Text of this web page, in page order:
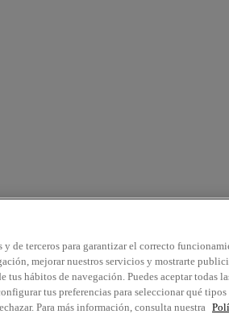
de terceros para garantizar el correcto
mejorar nuestros servicios y mostrarte
tus hábitos de navegación. Puedes aceptar todas
tus preferencias para seleccionar qué tipos
Para más información, consulta nuestra